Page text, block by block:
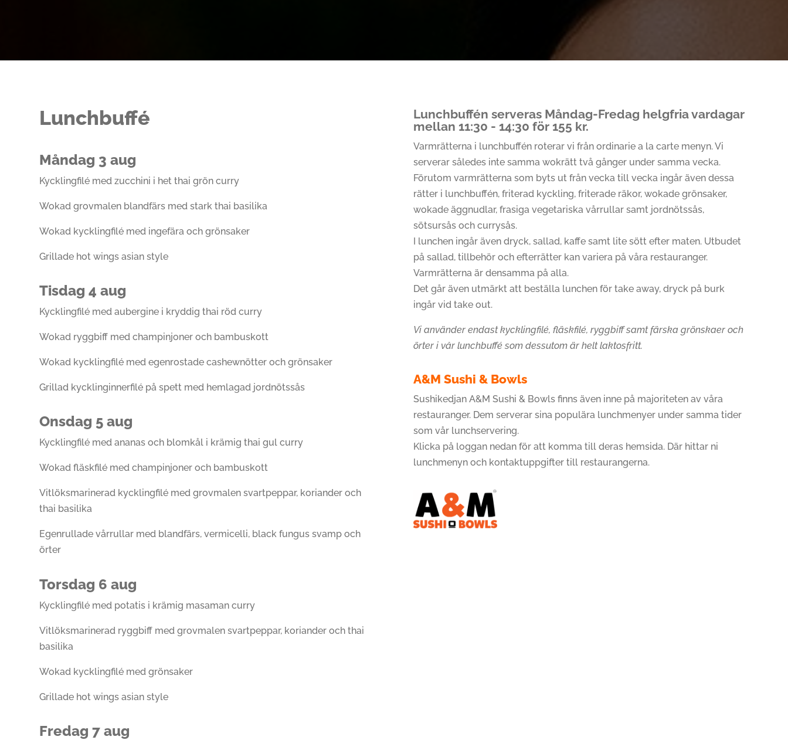
Lunchbuffé
Måndag 3 aug
Kycklingfilé med zucchini i het thai grön curry
Wokad grovmalen blandfärs med stark thai basilika
Wokad kycklingfilé med ingefära och grönsaker
Grillade hot wings asian style
Tisdag 4 aug
Kycklingfilé med aubergine i kryddig thai röd curry
Wokad ryggbiff med champinjoner och bambuskott
Wokad kycklingfilé med egenrostade cashewnötter och grönsaker
Grillad kycklinginnerfilé på spett med hemlagad jordnötssås
Onsdag 5 aug
Kycklingfilé med ananas och blomkål i krämig thai gul curry
Wokad fläskfilé med champinjoner och bambuskott
Vitlöksmarinerad kycklingfilé med grovmalen svartpeppar, koriander och
thai basilika
Egenrullade vårrullar med blandfärs, vermicelli, black fungus svamp och
örter
Torsdag 6 aug
Kycklingfilé med potatis i krämig masaman curry
Vitlöksmarinerad ryggbiff med grovmalen svartpeppar, koriander och thai
basilika
Wokad kycklingfilé med grönsaker
Grillade hot wings asian style
Fredag 7 aug
Lunchbuffén serveras Måndag-Fredag helgfria vardagar
mellan 11:30 - 14:30 för 155 kr.
Varmrätterna i lunchbuffén roterar vi från ordinarie a la carte menyn. Vi
serverar således inte samma wokrätt två gånger under samma vecka.
Förutom varmrätterna som byts ut från vecka till vecka ingår även dessa
rätter i lunchbuffén, friterad kyckling, friterade räkor, wokade grönsaker,
wokade äggnudlar, frasiga vegetariska vårrullar samt jordnötssås,
sötsursås och currysås.
I lunchen ingår även dryck, sallad, kaffe samt lite sött efter maten. Utbudet
på sallad, tillbehör och efterrätter kan variera på våra restauranger.
Varmrätterna är densamma på alla.
Det går även utmärkt att beställa lunchen för take away, dryck på burk
ingår vid take out.
Vi använder endast kycklingfilé, fläskfilé, ryggbiff samt färska grönskaer och
örter i vår lunchbuffé som dessutom är helt laktosfritt.
A&M Sushi & Bowls
Sushikedjan A&M Sushi & Bowls finns även inne på majoriteten av våra
restauranger. Dem serverar sina populära lunchmenyer under samma tider
som vår lunchservering.
Klicka på loggan nedan för att komma till deras hemsida. Där hittar ni
lunchmenyn och kontaktuppgifter till restaurangerna.